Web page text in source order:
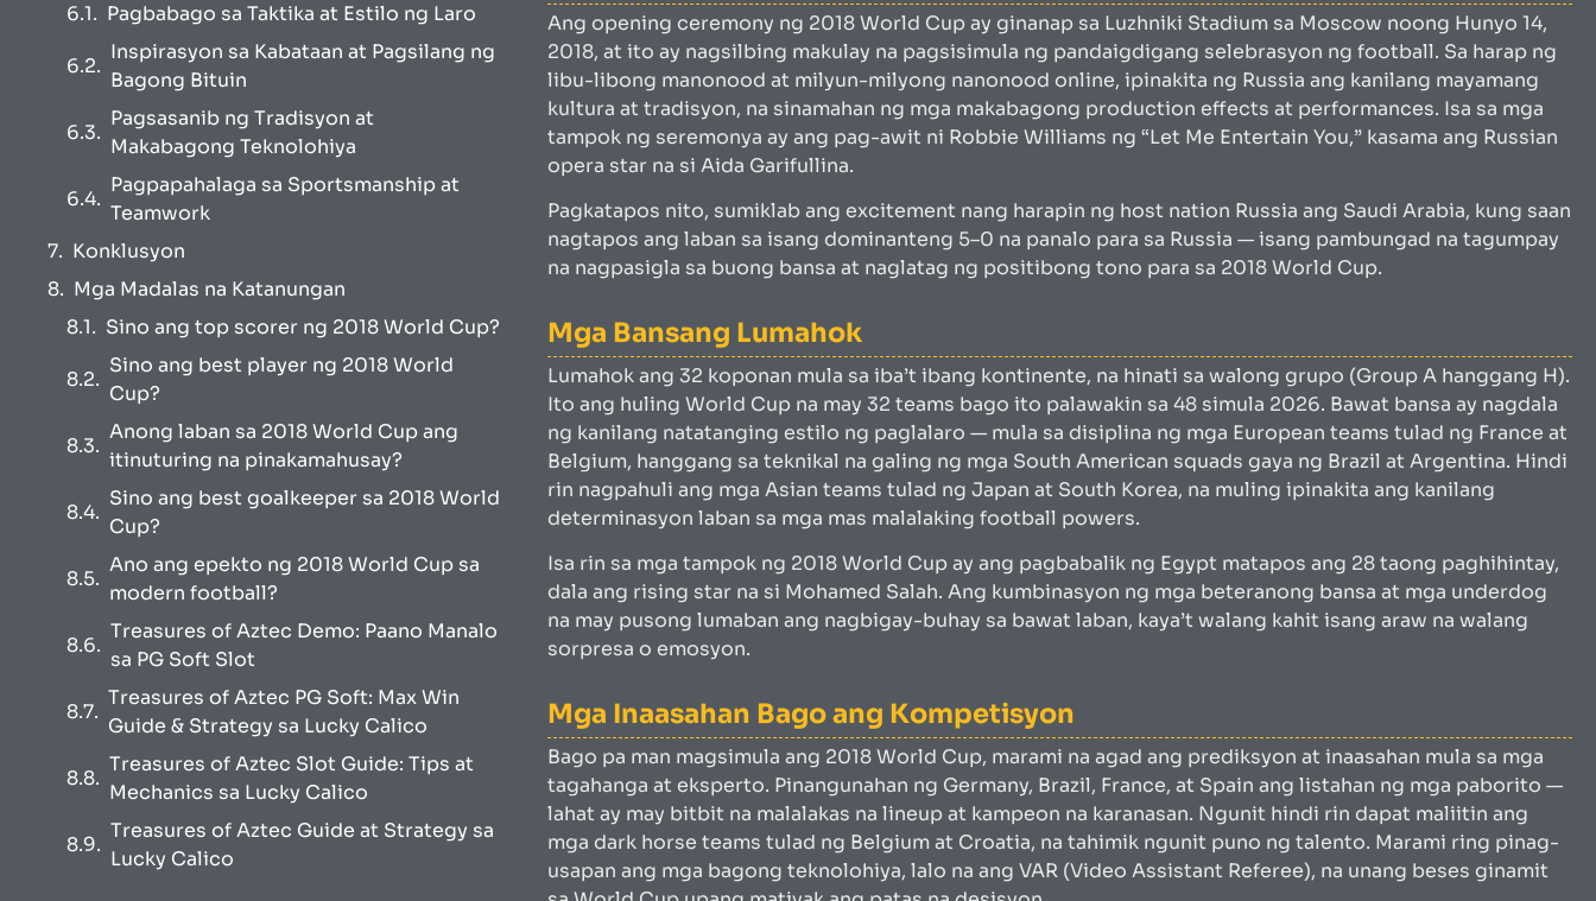
Pagbabago sa Taktika at Estilo ng Laro
Inspirasyon sa Kabataan at Pagsilang ng
Bagong Bituin
Pagsasanib ng Tradisyon at
Makabagong Teknolohiya
Pagpapahalaga sa Sportsmanship at
Teamwork
Konklusyon
Mga Madalas na Katanungan
Sino ang top scorer ng 2018 World Cup?
Sino ang best player ng 2018 World
Cup?
Anong laban sa 2018 World Cup ang
itinuturing na pinakamahusay?
Sino ang best goalkeeper sa 2018 World
Cup?
Ano ang epekto ng 2018 World Cup sa
modern football?
Treasures of Aztec Demo: Paano Manalo
sa PG Soft Slot
Treasures of Aztec PG Soft: Max Win
Guide & Strategy sa Lucky Calico
Treasures of Aztec Slot Guide: Tips at
Mechanics sa Lucky Calico
Treasures of Aztec Guide at Strategy sa
Lucky Calico
Ang opening ceremony ng 2018 World Cup ay ginanap sa Luzhniki Stadium sa Moscow noong Hunyo 14,
2018, at ito ay nagsilbing makulay na pagsisimula ng pandaigdigang selebrasyon ng football. Sa harap ng
libu-libong manonood at milyun-milyong nanonood online, ipinakita ng Russia ang kanilang mayamang
kultura at tradisyon, na sinamahan ng mga makabagong production effects at performances. Isa sa mga
tampok ng seremonya ay ang pag-awit ni Robbie Williams ng “Let Me Entertain You,” kasama ang Russian
opera star na si Aida Garifullina.
Pagkatapos nito, sumiklab ang excitement nang harapin ng host nation Russia ang Saudi Arabia, kung saan
nagtapos ang laban sa isang dominanteng 5–0 na panalo para sa Russia — isang pambungad na tagumpay
na nagpasigla sa buong bansa at naglatag ng positibong tono para sa 2018 World Cup.
Mga Bansang Lumahok
Lumahok ang 32 koponan mula sa iba’t ibang kontinente, na hinati sa walong grupo (Group A hanggang H).
Ito ang huling World Cup na may 32 teams bago ito palawakin sa 48 simula 2026. Bawat bansa ay nagdala
ng kanilang natatanging estilo ng paglalaro — mula sa disiplina ng mga European teams tulad ng France at
Belgium, hanggang sa teknikal na galing ng mga South American squads gaya ng Brazil at Argentina. Hindi
rin nagpahuli ang mga Asian teams tulad ng Japan at South Korea, na muling ipinakita ang kanilang
determinasyon laban sa mga mas malalaking football powers.
Isa rin sa mga tampok ng 2018 World Cup ay ang pagbabalik ng Egypt matapos ang 28 taong paghihintay,
dala ang rising star na si Mohamed Salah. Ang kumbinasyon ng mga beteranong bansa at mga underdog
na may pusong lumaban ang nagbigay-buhay sa bawat laban, kaya’t walang kahit isang araw na walang
sorpresa o emosyon.
Mga Inaasahan Bago ang Kompetisyon
Bago pa man magsimula ang 2018 World Cup, marami na agad ang prediksyon at inaasahan mula sa mga
tagahanga at eksperto. Pinangunahan ng Germany, Brazil, France, at Spain ang listahan ng mga paborito —
lahat ay may bitbit na malalakas na lineup at kampeon na karanasan. Ngunit hindi rin dapat maliitin ang
mga dark horse teams tulad ng Belgium at Croatia, na tahimik ngunit puno ng talento. Marami ring pinag-
usapan ang mga bagong teknolohiya, lalo na ang VAR (Video Assistant Referee), na unang beses ginamit